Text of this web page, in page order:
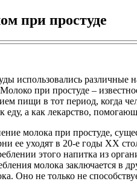
при простуде
использовались
при простуде –
пищи в тот период, когда
еду, а как лекарство,
молока при простуде,
ее уходят в 20-е годы XX
этого напитка из
молока заключается
Оно не только не